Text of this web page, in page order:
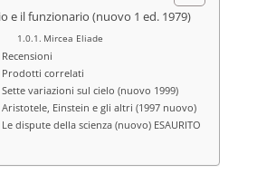
e il funzionario (nuovo 1 ed. 1979)
Mircea Eliade
Recensioni
Prodotti correlati
Sette variazioni sul cielo (nuovo 1999)
Aristotele, Einstein e gli altri (1997 nuovo)
Le dispute della scienza (nuovo) ESAURITO